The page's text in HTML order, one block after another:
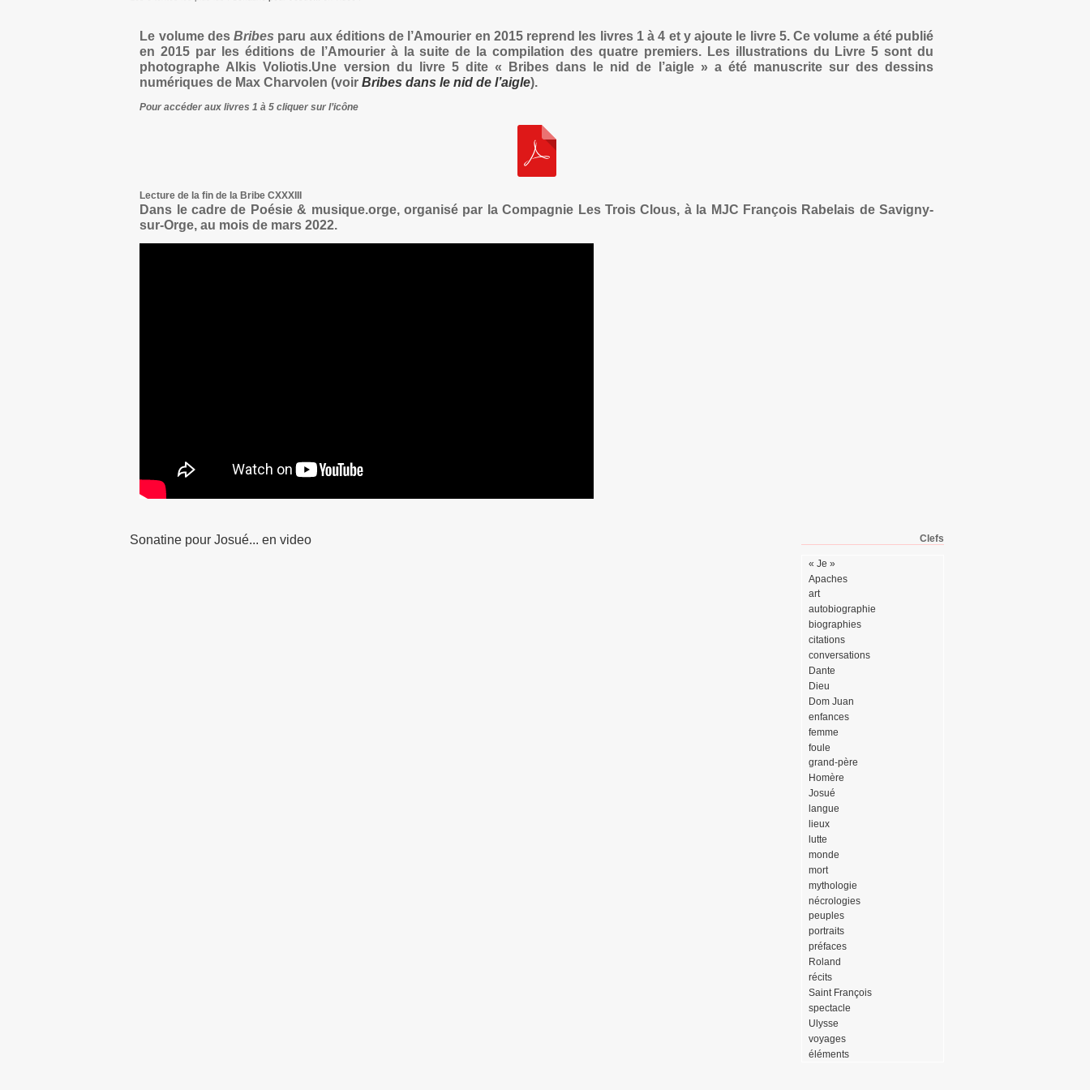
Le volume desBribes paru aux éditions de l’Amourier en 2015 reprend les livres 1 à 4 et y ajoute le livre 5. Ce volume a été publié
en 2015 par les éditions de l’Amourier à la suite de la compilation des quatre premiers. Les illustrations du Livre 5 sont du
photographe Alkis Voliotis.Une version du livre 5 dite « Bribes dans le nid de l’aigle » a été manuscrite sur des dessins
numériques de Max Charvolen (voir Bribes dans le nid de l’aigle).
Pour accéder aux livres 1 à 5 cliquer sur l’icône
Lecture de la fin de la Bribe CXXXIII
Dans le cadre de Poésie & musique.orge, organisé par la Compagnie Les Trois Clous, à la MJC François Rabelais de Savigny-
sur-Orge, au mois de mars 2022.
Sonatine pour Josué... en video Clefs
« Je »
Apaches
art
autobiographie
biographies
citations
conversations
Dante
Dieu
Dom Juan
enfances
femme
foule
grand-père
Homère
Josué
langue
lieux
lutte
monde
mort
mythologie
nécrologies
peuples
portraits
préfaces
Roland
récits
Saint François
spectacle
Ulysse
voyages
éléments